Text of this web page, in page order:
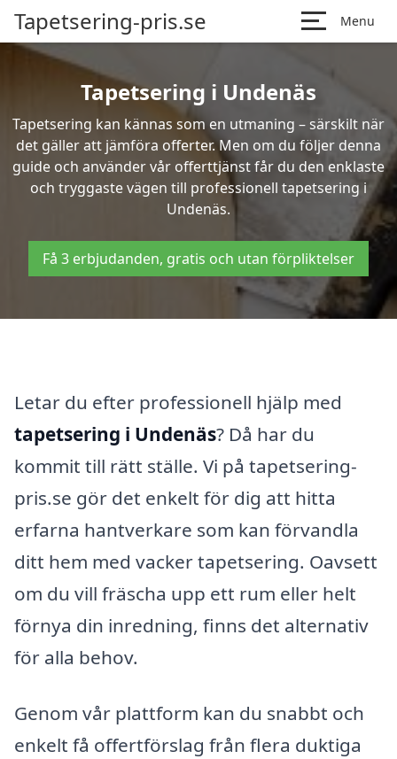
Tapetsering-pris.se Menu
Tapetsering i Undenäs
Tapetsering kan kännas som en utmaning – särskilt när
det gäller att jämföra offerter. Men om du följer denna
guide och använder vår offerttjänst får du den enklaste
och tryggaste vägen till professionell tapetsering i
Undenäs.
Få 3 erbjudanden, gratis och utan förpliktelser
Letar du efter professionell hjälp med
tapetsering i Undenäs? Då har du
kommit till rätt ställe. Vi på tapetsering-
pris.se gör det enkelt för dig att hitta
erfarna hantverkare som kan förvandla
ditt hem med vacker tapetsering. Oavsett
om du vill fräscha upp ett rum eller helt
förnya din inredning, finns det alternativ
för alla behov.
Genom vår plattform kan du snabbt och
enkelt få offertförslag från flera duktiga